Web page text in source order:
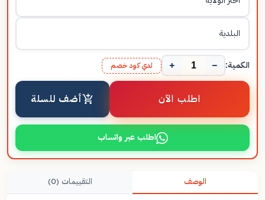
الكمية: −
+ لدي كود خصم
اطلب الآن أضف للسلة
اطلب عبر واتساب
الوصف التقييمات (0)